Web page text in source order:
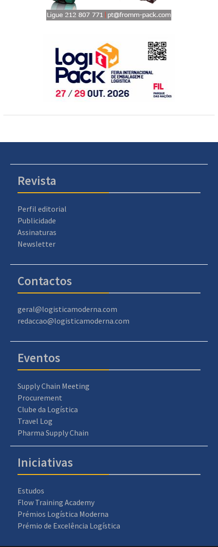
Revista
Perfil editorial
Publicidade
Assinaturas
Newsletter
Contactos
geral@logisticamoderna.com
redaccao@logisticamoderna.com
Eventos
Supply Chain Meeting
Procurement
Clube da Logística
Travel Log
Pharma Supply Chain
Iniciativas
Estudos
Flow Training Academy
Prémios Logística Moderna
Prémio de Excelência Logística